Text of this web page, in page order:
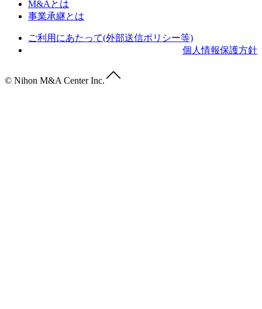
M&Aとは
事業承継とは
ご利用にあたって(外部送信ポリシー等)
個人情報保護方針
© Nihon M&A Center Inc.